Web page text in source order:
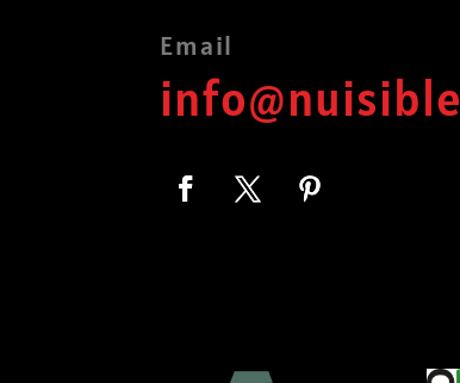
Email